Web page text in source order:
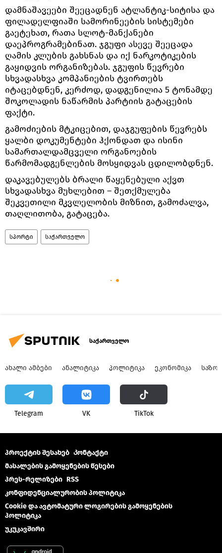
დამნაშავეები შეეცადნენ ატლანტიკ-სიტისა და
ფილადელფიაში სამორინეების სისტემები
გაეტეხათ, რათა სლოტ-მანქანები
დაეპროგრამებინათ. ჯგუფი ასევე შეეცადა
ღამის კლუბის გახსნას და იქ ნარკოტიკების
გაყიდვის ორგანიზებას. ჯგუფის წევრები
სხვადასხვა კომპანიების ტვირთებს
იტაცებდნენ, კერძოდ, დადგენილია 5 ტონამდე
შოკოლადის ნაწარმის პარტიის გატაცების
ფაქტი.
გამოძიების მტკიცებით, დაჯგუფების წევრებს
ყალბი დოკუმენტები ჰქონდათ და ისინი
სამართალდამცველი ორგანოების
წარმომადგენლების მოსყიდვას ცდილობდნენ.
დაკავებულებს ბრალი წაყენებული აქვთ
სხვადასხვა მუხლებით – შეთქმულება
შეკვეთილი მკვლელობის მიზნით, გამოძალვა,
თაღლითობა, გატაცება.
სპორტი საქართველო
საქართველო
ᲐᲮᲐᲚᲘ ᲐᲛᲑᲔᲑᲘ ᲐᲜᲐᲚᲘᲢᲘᲙᲐ ᲞᲝᲚᲘᲢᲘᲙᲐ ᲔᲙᲝᲜᲝᲛᲘᲙᲐ
Telegram VK ТikТоk
პროექტის შესახებ Კონტაქტი
მასალების გამოყენების წესები
პრეს-რელიზები RSS
კონფიდენციალურობის პოლიტიკა
Cookie და ავტომატური ლოგირების გამოყენების
პოლიტიკა
უკუკავშირი